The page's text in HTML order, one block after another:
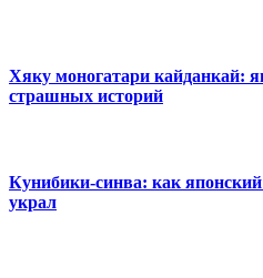
Хяку моногатари кайданкай:
страшных историй
Кунибики-синва: как
украл